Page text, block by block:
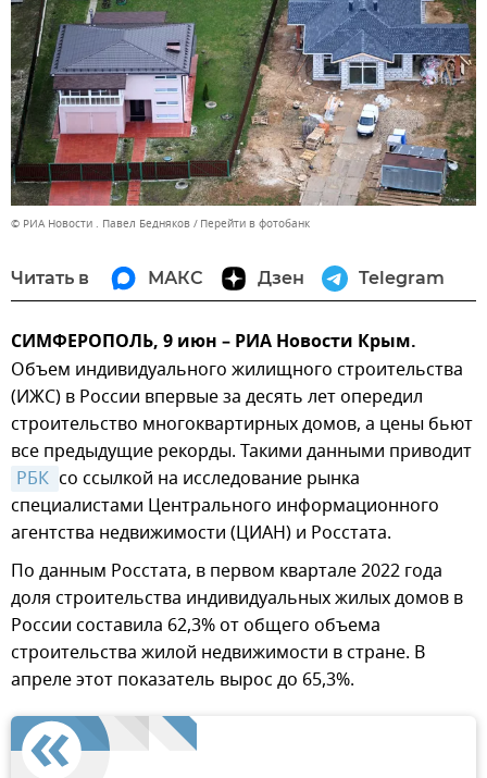
© РИА Новости . Павел Бедняков Перейти в фотобанк
Читать в МАКС Дзен Telegram
СИМФЕРОПОЛЬ, 9 июн – РИА Новости Крым.
Объем индивидуального жилищного строительства
(ИЖС) в России впервые за десять лет опередил
строительство многоквартирных домов, а цены бьют
все предыдущие рекорды. Такими данными приводит
РБК со ссылкой на исследование рынка
специалистами Центрального информационного
агентства недвижимости (ЦИАН) и Росстата.
По данным Росстата, в первом квартале 2022 года
доля строительства индивидуальных жилых домов в
России составила 62,3% от общего объема
строительства жилой недвижимости в стране. В
апреле этот показатель вырос до 65,3%.